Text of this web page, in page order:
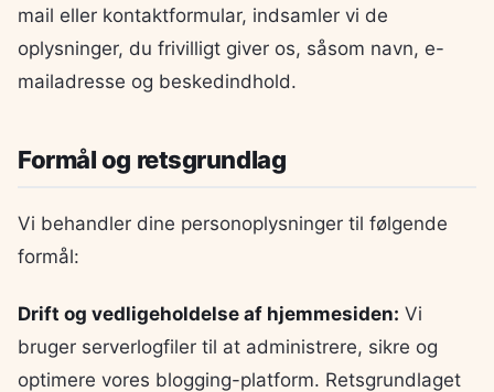
mail eller kontaktformular, indsamler vi de
oplysninger, du frivilligt giver os, såsom navn, e-
mailadresse og beskedindhold.
Formål og retsgrundlag
Vi behandler dine personoplysninger til følgende
formål:
Drift og vedligeholdelse af hjemmesiden: Vi
bruger serverlogfiler til at administrere, sikre og
optimere vores blogging-platform. Retsgrundlaget